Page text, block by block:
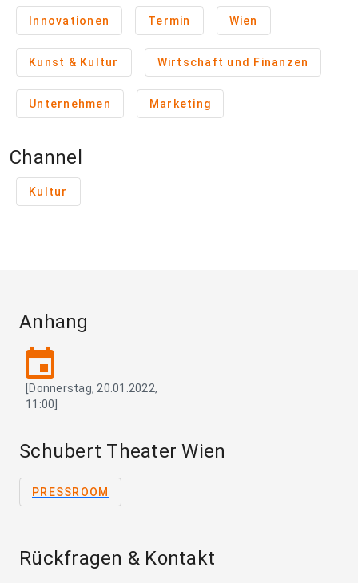
Innovationen Termin Wien
Kunst & Kultur Wirtschaft und Finanzen
Unternehmen Marketing
Channel
Kultur
Anhang
event
[Donnerstag, 20.01.2022,
11:00]
Schubert Theater Wien
PRESSROOM
Rückfragen & Kontakt